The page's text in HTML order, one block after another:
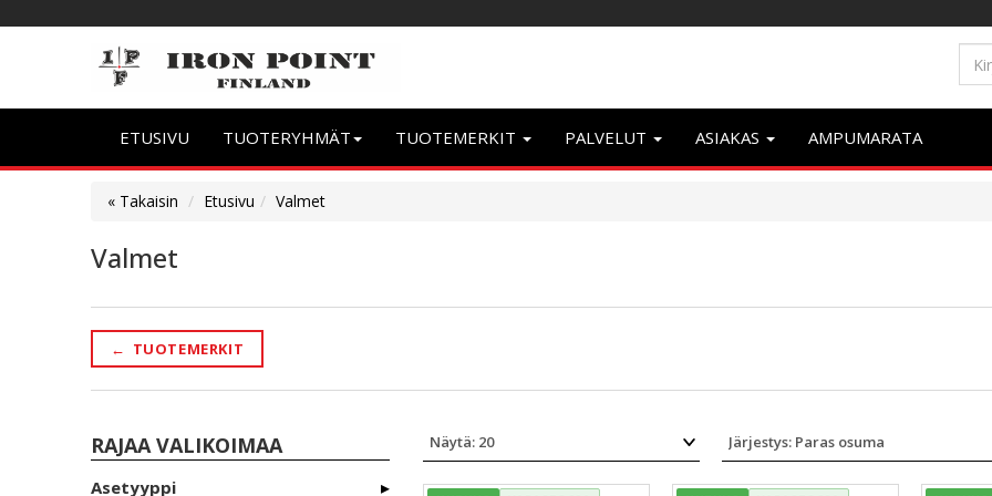
ETUSIVU TUOTERYHMÄT TUOTEMERKIT PALVELUT ASIAKAS AMPUMARATA
« Takaisin Etusivu Valmet
Valmet
← TUOTEMERKIT
RAJAA VALIKOIMAA
Asetyyppi